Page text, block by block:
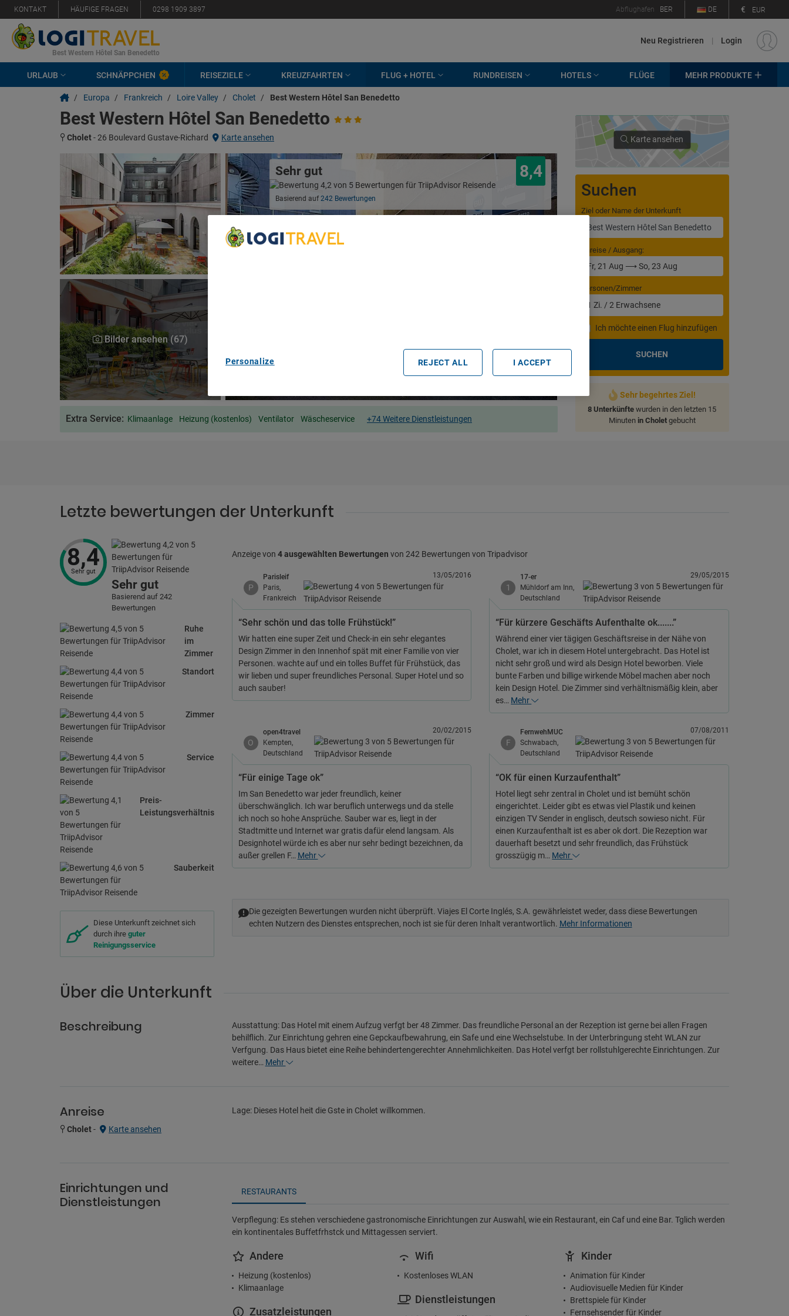
KONTAKT HÄUFIGE FRAGEN 0298 1909 3897 Abflughafen BER DE € EUR
Best Western Hôtel San Benedetto
Neu Registrieren | Login
URLAUB SCHNÄPPCHEN REISEZIELE KREUZFAHRTEN FLUG + HOTEL RUNDREISEN HOTELS FLÜGE MEHR PRODUKTE
/ Europa / Frankreich / Loire Valley / Cholet / Best Western Hôtel San Benedetto
Best Western Hôtel San Benedetto
Cholet-26 Boulevard Gustave-Richard Karte ansehen
Bilder ansehen (67)
Sehr gut 8,4
Basierend auf242 Bewertungen
Extra Service: Klimaanlage Heizung (kostenlos) Ventilator Wäscheservice +74 Weitere Dienstleistungen
Karte ansehen
Suchen
Ziel oder Name der Unterkunft
Anreise / Ausgang:
Personen/Zimmer
1 Zi. / 2 Erwachsene
Ich möchte einen Flug hinzufügen
SUCHEN
Sehr begehrtes Ziel!
8 Unterkünfte wurden in den letzten 15
Minutenin Choletgebucht
Letzte bewertungen der Unterkunft
8,4
Sehr gut
Sehr gut
Basierend auf 242
Bewertungen
Ruhe
im
Zimmer
Standort
Zimmer
Service
Preis-
Leistungsverhältnis
Sauberkeit
Diese Unterkunft zeichnet sich
durch ihre guter
Reinigungsservice
Anzeige von 4 ausgewählten Bewertungen von 242 Bewertungen von Tripadvisor
P
Parisleif
Paris,
Frankreich
13/05/2016
“Sehr schön und das tolle Frühstück!”
Wir hatten eine super Zeit und Check-in ein sehr elegantes
Design Zimmer in den Innenhof spät mit einer Familie von vier
Personen. wachte auf und ein tolles Buffet für Frühstück, das
wir lieben und super freundliches Personal. Super Hotel und so
auch sauber!
1
17-er
Mühldorf am Inn,
Deutschland
29/05/2015
“Für kürzere Geschäfts Aufenthalte ok.......”
Während einer vier tägigen Geschäftsreise in der Nähe von
Cholet, war ich in diesem Hotel untergebracht. Das Hotel ist
nicht sehr groß und wird als Design Hotel beworben. Viele
bunte Farben und billige wirkende Möbel machen aber noch
kein Design Hotel. Die Zimmer sind verhältnismäßig klein, aber
es… Mehr
O
open4travel
Kempten,
Deutschland
20/02/2015
“Für einige Tage ok”
Im San Benedetto war jeder freundlich, keiner
überschwänglich. Ich war beruflich unterwegs und da stelle
ich noch so hohe Ansprüche. Sauber war es, liegt in der
Stadtmitte und Internet war gratis dafür elend langsam. Als
Designhotel würde ich es aber nur sehr bedingt bezeichnen, da
außer grellen F… Mehr
F
FernwehMUC
Schwabach,
Deutschland
07/08/2011
“OK für einen Kurzaufenthalt”
Hotel liegt sehr zentral in Cholet und ist bemüht schön
eingerichtet. Leider gibt es etwas viel Plastik und keinen
einzigen TV Sender in englisch, deutsch sowieso nicht. Für
einen Kurzaufenthalt ist es aber ok dort. Die Rezeption war
dauerhaft besetzt und sehr freundlich, das Frühstück
grosszügig m… Mehr
Die gezeigten Bewertungen wurden nicht überprüft. Viajes El Corte Inglés, S.A. gewährleistet weder, dass diese Bewertungen
echten Nutzern des Dienstes entsprechen, noch ist sie für deren Inhalt verantwortlich. Mehr Informationen
Über die Unterkunft
Beschreibung
Ausstattung: Das Hotel mit einem Aufzug verfgt ber 48 Zimmer. Das freundliche Personal an der Rezeption ist gerne bei allen Fragen
behilflich. Zur Einrichtung gehren eine Gepckaufbewahrung, ein Safe und eine Wechselstube. In der Unterbringung steht WLAN zur
Verfgung. Das Haus bietet eine Reihe behindertengerechter Annehmlichkeiten. Das Hotel verfgt ber rollstuhlgerechte Einrichtungen. Zur
weitere… Mehr
Anreise
Cholet- Karte ansehen
Lage: Dieses Hotel heit die Gste in Cholet willkommen.
Einrichtungen und
Dienstleistungen
RESTAURANTS
Verpflegung: Es stehen verschiedene gastronomische Einrichtungen zur Auswahl, wie ein Restaurant, ein Caf und eine Bar. Tglich werden
ein kontinentales Buffetfrhstck und Mittagessen serviert.
Andere
Heizung (kostenlos)
Klimaanlage
Zusatzleistungen
Wifi
Kostenloses WLAN
Dienstleistungen
Kinder
Animation für Kinder
Audiovisuelle Medien für Kinder
Brettspiele für Kinder
Fernsehsender für Kinder
Personalize REJECT ALL I ACCEPT